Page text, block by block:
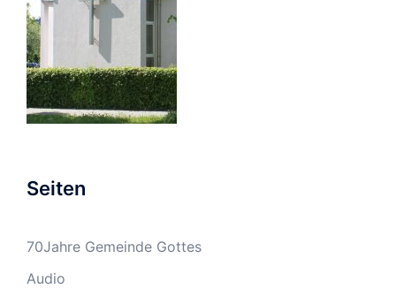
Seiten
70Jahre Gemeinde Gottes
Audio